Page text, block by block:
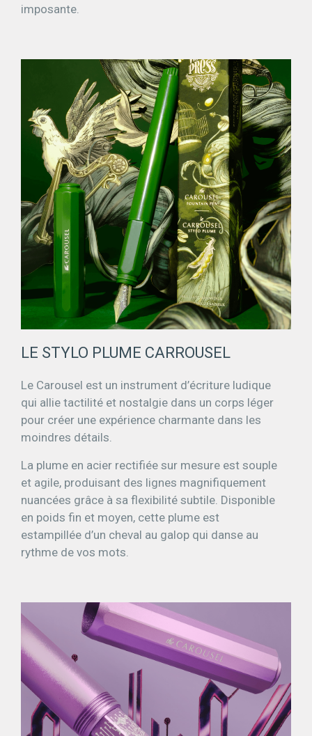
imposante.
LE STYLO PLUME CARROUSEL
Le Carousel est un instrument d’écriture ludique
qui allie tactilité et nostalgie dans un corps léger
pour créer une expérience charmante dans les
moindres détails.
La plume en acier rectifiée sur mesure est souple
et agile, produisant des lignes magnifiquement
nuancées grâce à sa flexibilité subtile. Disponible
en poids fin et moyen, cette plume est
estampillée d’un cheval au galop qui danse au
rythme de vos mots.